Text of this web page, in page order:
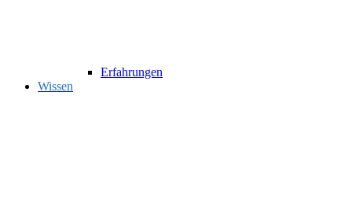
Erfahrungen
Wissen